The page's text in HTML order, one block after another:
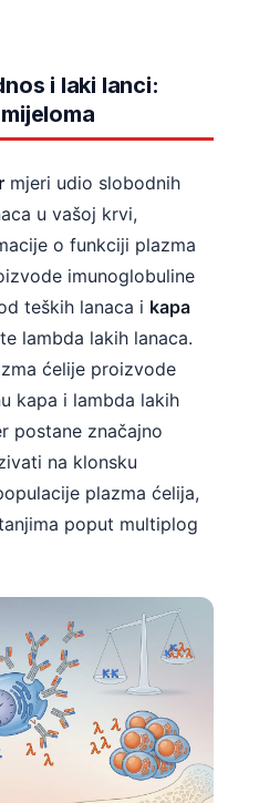
i laki lanci:
mjeri udio slobodnih
u vašoj krvi,
o funkciji plazma
imunoglobuline
teških lanaca i kapa
lambda lakih lanaca.
ćelije proizvode
kapa i lambda lakih
postane značajno
na klonsku
plazma ćelija,
poput multiplog